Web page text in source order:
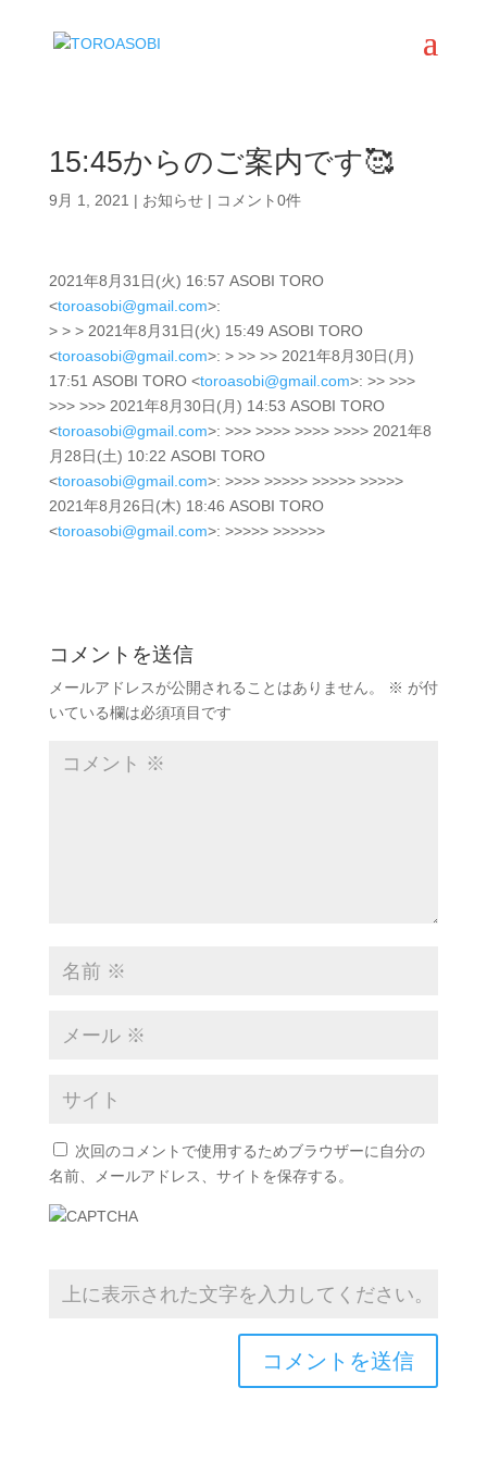
15:45からのご案内です🥰
9月 1, 2021 | お知らせ| コメント0件
2021年8月31日(火) 16:57 ASOBI TORO
<toroasobi@gmail.com>:
> > > 2021年8月31日(火) 15:49 ASOBI TORO
<toroasobi@gmail.com>: > >> >> 2021年8月30日(月)
17:51 ASOBI TORO <toroasobi@gmail.com>: >> >>>
>>> >>> 2021年8月30日(月) 14:53 ASOBI TORO
<toroasobi@gmail.com>: >>> >>>> >>>> >>>> 2021年8
月28日(土) 10:22 ASOBI TORO
<toroasobi@gmail.com>: >>>> >>>>> >>>>> >>>>>
2021年8月26日(木) 18:46 ASOBI TORO
<toroasobi@gmail.com>: >>>>> >>>>>>
コメントを送信
メールアドレスが公開されることはありません。 ※ が付
いている欄は必須項目です
次回のコメントで使用するためブラウザーに自分の
名前、メールアドレス、サイトを保存する。